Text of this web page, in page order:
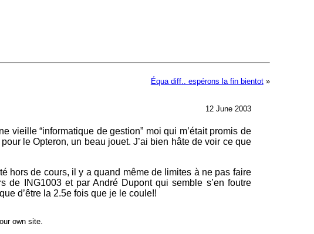
Équa diff.. espérons la fin bientot»
12 June 2003
vieille “informatique de gestion” moi qui m’était promis de
le Opteron, un beau jouet. J’ai bien hâte de voir ce que
hors de cours, il y a quand même de limites à ne pas faire
de ING1003 et par André Dupont qui semble s’en foutre
d’être la 2.5e fois que je le coule!!
own site.